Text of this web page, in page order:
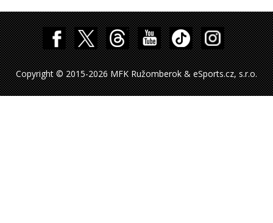
Copyright © 2015-2026 MFK Ružomberok & eSports.cz, s.r.o.